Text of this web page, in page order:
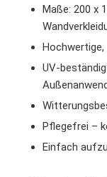
Maße: 200 x
UV-
Pflegefrei –
Einfach